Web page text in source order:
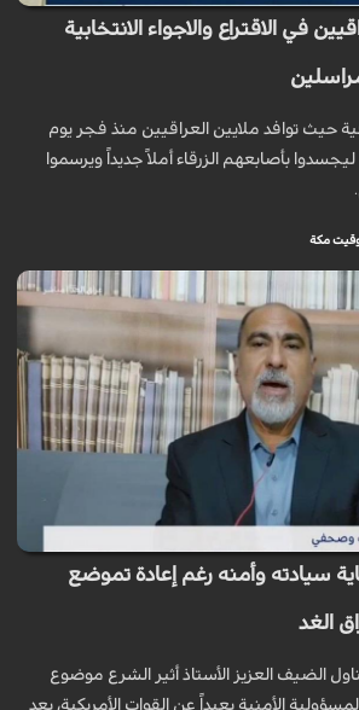
في الاقتراع والاجواء الانتخابية
حيث توافد ملايين العراقيين منذ فجر يوم
ليجسدوا بأصابعهم الزرقاء أملاً جديداً ويرسموا
سيادته وأمنه رغم إعادة تموضع
الغد
الضيف العزيز الأستاذ أثير الشرع موضوع
الأمنية بعيداً عن القوات الأمريكية، بعد